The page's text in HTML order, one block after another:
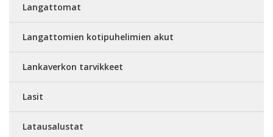
Langattomat
Langattomien kotipuhelimien akut
Lankaverkon tarvikkeet
Lasit
Latausalustat